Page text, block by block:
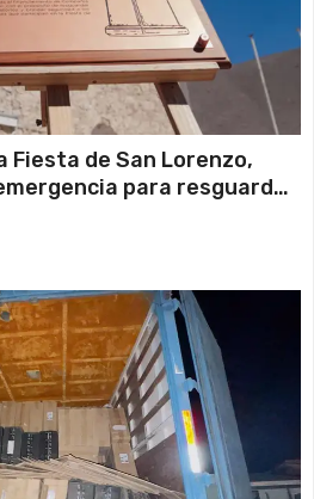
Fiesta de San Lorenzo,
para resguardar